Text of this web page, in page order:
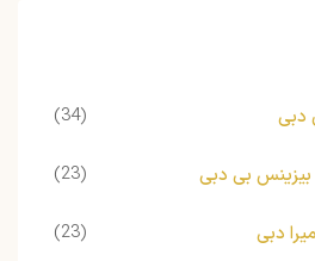
دبی (34)
بی دبی (23)
دبی (23)